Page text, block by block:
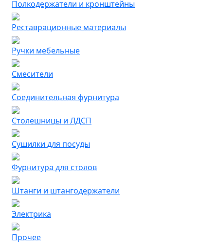
Полкодержатели и кронштейны
Реставрационные материалы
Ручки мебельные
Смесители
Соединительная фурнитура
Столешницы и ЛДСП
Сушилки для посуды
Фурнитура для столов
Штанги и штангодержатели
Электрика
Прочее